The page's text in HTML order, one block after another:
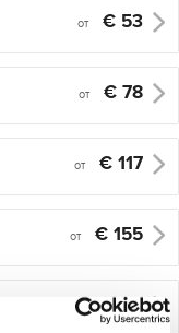
от € 53
от € 78
от € 117
от € 155
от € 166